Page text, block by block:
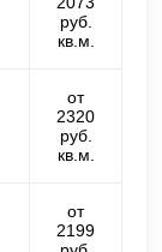
руб.
кв.м.
от
2320
руб.
кв.м.
от
2199